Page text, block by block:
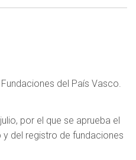
del País Vasco.
por el que se aprueba el
del registro de fundaciones